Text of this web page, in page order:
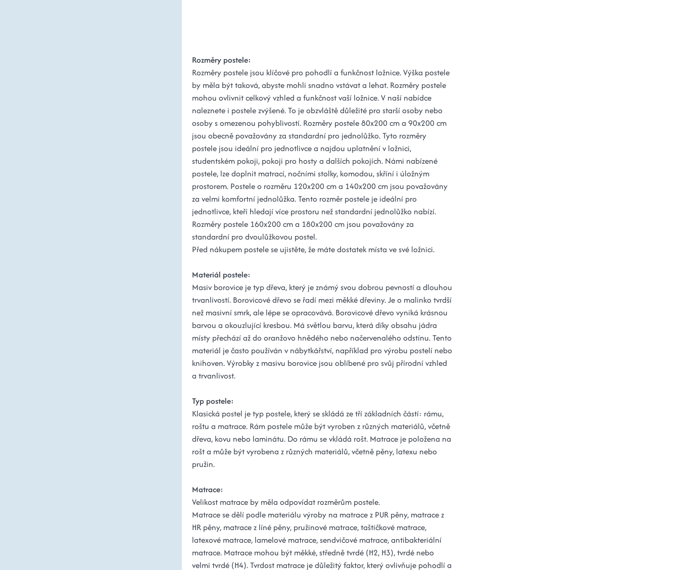
Rozměry postele:
Rozměry postele jsou klíčové pro pohodlí a funkčnost ložnice. Výška postele
by měla být taková, abyste mohli snadno vstávat a lehat. Rozměry postele
mohou ovlivnit celkový vzhled a funkčnost vaší ložnice. V naší nabídce
naleznete i postele zvýšené. To je obzvláště důležité pro starší osoby nebo
osoby s omezenou pohyblivostí. Rozměry postele 80x200 cm a 90x200 cm
jsou obecně považovány za standardní pro jednolůžko. Tyto rozměry
postele jsou ideální pro jednotlivce a najdou uplatnění v ložnici,
studentském pokoji, pokoji pro hosty a dalších pokojích. Námi nabízené
postele, lze doplnit matrací, nočními stolky, komodou, skříní i úložným
prostorem. Postele o rozměru 120x200 cm a 140x200 cm jsou považovány
za velmi komfortní jednolůžka. Tento rozměr postele je ideální pro
jednotlivce, kteří hledají více prostoru než standardní jednolůžko nabízí.
Rozměry postele 160x200 cm a 180x200 cm jsou považovány za
standardní pro dvoulůžkovou postel.
Před nákupem postele se ujistěte, že máte dostatek místa ve své ložnici.
Materiál postele:
Masiv borovice je typ dřeva, který je známý svou dobrou pevností a dlouhou
trvanlivostí. Borovicové dřevo se řadí mezi měkké dřeviny. Je o malinko tvrdší
než masivní smrk, ale lépe se opracovává. Borovicové dřevo vyniká krásnou
barvou a okouzlující kresbou. Má světlou barvu, která díky obsahu jádra
místy přechází až do oranžovo hnědého nebo načervenalého odstínu. Tento
materiál je často používán v nábytkářství, například pro výrobu postelí nebo
knihoven. Výrobky z masivu borovice jsou oblíbené pro svůj přírodní vzhled
a trvanlivost.
Typ postele:
Klasická postel je typ postele, který se skládá ze tří základních částí: rámu,
roštu a matrace. Rám postele může být vyroben z různých materiálů, včetně
dřeva, kovu nebo laminátu. Do rámu se vkládá rošt. Matrace je položena na
rošt a může být vyrobena z různých materiálů, včetně pěny, latexu nebo
pružin.
Matrace:
Velikost matrace by měla odpovídat rozměrům postele.
Matrace se dělí podle materiálu výroby na matrace z PUR pěny, matrace z
HR pěny, matrace z líné pěny, pružinové matrace, taštičkové matrace,
latexové matrace, lamelové matrace, sendvičové matrace, antibakteriální
matrace. Matrace mohou být měkké, středně tvrdé (H2, H3), tvrdé nebo
velmi tvrdé (H4). Tvrdost matrace je důležitý faktor, který ovlivňuje pohodlí a